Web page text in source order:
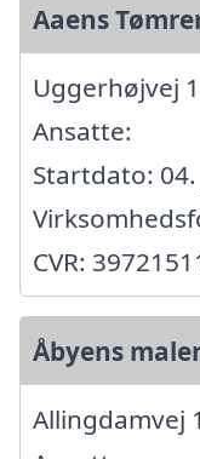
Aaens
Uggerhøjvej
Ansatte:
Startdato:
CVR:
Åbyens
Allingdamvej